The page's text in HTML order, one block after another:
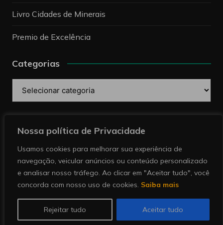
Nossa política de Privacidade
Usamos cookies para melhorar sua experiência de
navegação, veicular anúncios ou conteúdo personalizado
e analisar nosso tráfego. Ao clicar em "Aceitar tudo", você
concorda com nosso uso de cookies. Saiba mais
Rejeitar tudo Aceitar tudo
Livro Cidades de Minerais
Premio de Excelência
Categorias
mineração. Todos direitos reservados.